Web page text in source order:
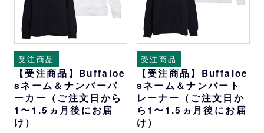
受注商品
【受注商品】Buffaloe
sネーム＆ナンバーパ
ーカー（ご注文日から
1〜1.5ヵ月後にお届
け）
受注商品
【受注商品】Buffaloe
sネーム＆ナンバート
レーナー（ご注文日か
ら1〜1.5ヵ月後にお届
け）